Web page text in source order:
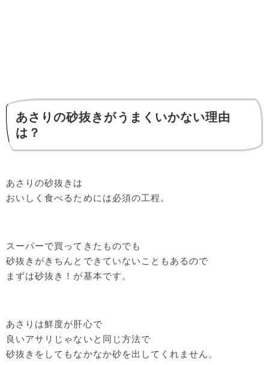
あさりの砂抜きがうまくいかない理由
は？
あさりの砂抜きは
おいしく食べるためには必須の工程。
スーパーで買ってきたものでも
砂抜きがきちんとできていないこともあるので
まずは砂抜き！が基本です。
あさりは鮮度が肝心で
良いアサリじゃないと同じ方法で
砂抜きをしてもなかなか砂を出してくれません。